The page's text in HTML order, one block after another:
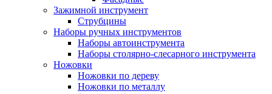
Зажимной инструмент
Струбцины
Наборы ручных инструментов
Наборы автоинструмента
Наборы столярно-слесарного инструмента
Ножовки
Ножовки по дереву
Ножовки по металлу